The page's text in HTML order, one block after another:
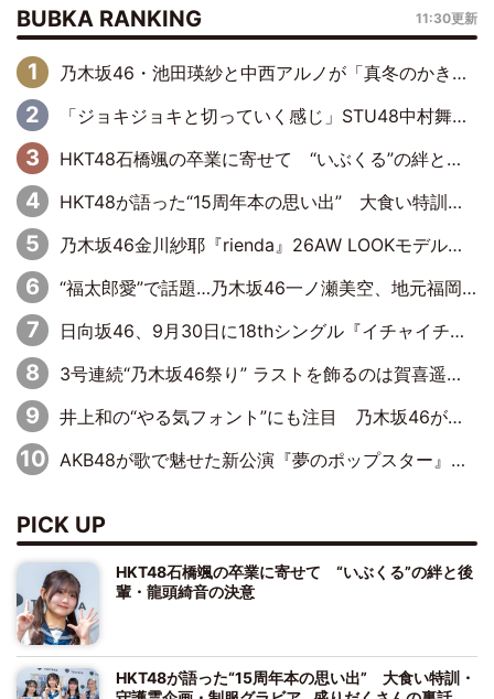
BUBKA RANKING 11:30更新
乃木坂46・池田瑛紗と中西アルノが「真冬のかき氷」騒動で火花散らす！ 因縁の裏にあるのは、逆境をともに“凌”ぐ似た者同士の絆
「ジョキジョキと切っていく感じ」STU48中村舞、新しい挑戦は自らの手で
HKT48石橋颯の卒業に寄せて “いぶくる”の絆と後輩・龍頭綺音の決意
HKT48が語った“15周年本の思い出” 大食い特訓・守護霊企画・制服グラビア…盛りだくさんの裏話
乃木坂46金川紗耶『rienda』26AW LOOKモデルに就任
“福太郎愛”で話題…乃木坂46一ノ瀬美空、地元福岡『めんべい25周年トップサポーター』に就任
日向坂46、9月30日に18thシングル『イチャイチャ虫』の発売決定！ フォーメーションは『日向坂で会いましょう』にて発表
3号連続“乃木坂46祭り” ラストを飾るのは賀喜遥香…5年ぶりの登場に「5年分大人になった私を見ていただけたら」
井上和の“やる気フォント”にも注目 乃木坂46が挑んだ書道パフォーマンスの舞台裏
AKB48が歌で魅せた新公演『夢のポップスター』 初日から全身全霊のステージ
PICK UP
HKT48石橋颯の卒業に寄せて “いぶくる”の絆と後
輩・龍頭綺音の決意
HKT48が語った“15周年本の思い出” 大食い特訓・